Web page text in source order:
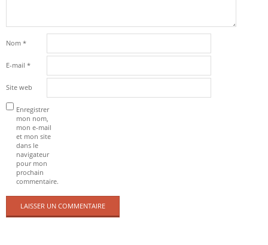
Nom *
E-mail *
Site web
Enregistrer
mon nom,
mon e-mail
et mon site
dans le
navigateur
pour mon
prochain
commentaire.